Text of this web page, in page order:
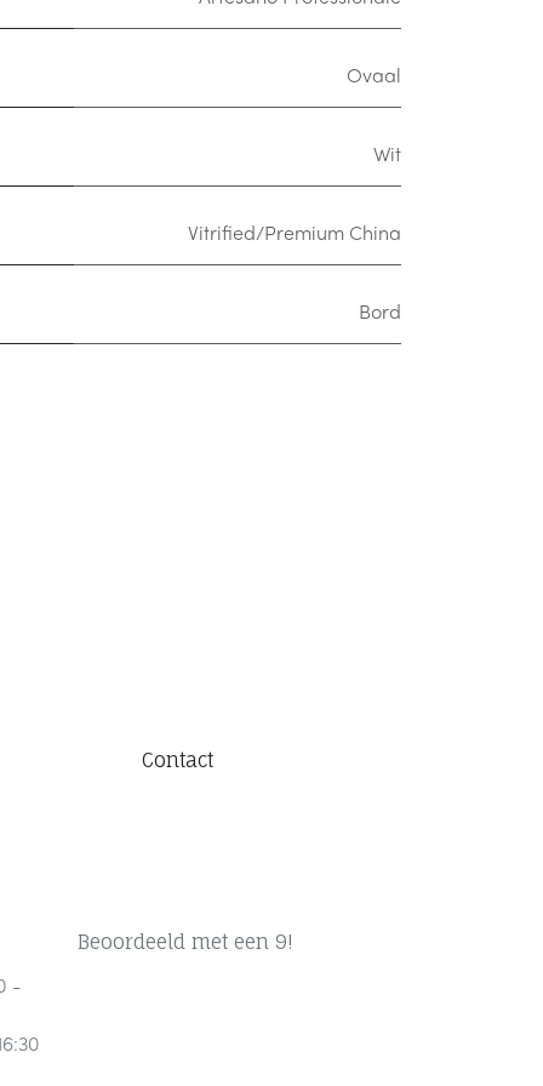
Ovaal
Wit
Vitrified/Premium China
Bord
-
Beoordeeld met een 9!
Contact